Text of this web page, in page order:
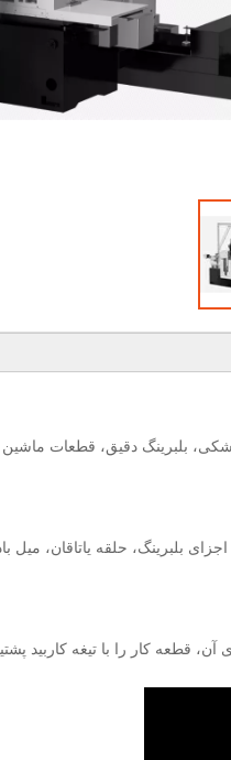
بلبرینگ دقیق، قطعات ماشین
بلبرینگ، حلقه یاتاقان، میل
کار را با تیغه کاربید